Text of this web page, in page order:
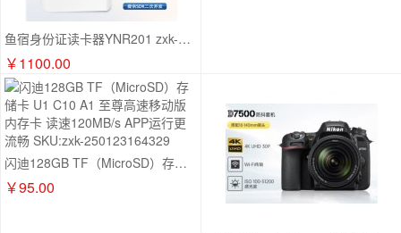
鱼宿身份证读卡器YNR201 zxk-251009125427
￥1100.00
闪迪128GB TF（MicroSD）存储卡 U1 C10 A1 至尊高速移动版内存卡 读速120MB/s APP运行更流畅 SKU:zxk-250123164329
￥95.00